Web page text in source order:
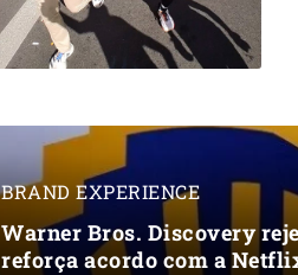
BRAND EXPERIENCE
Warner Bros. Discovery
reforça acordo com a